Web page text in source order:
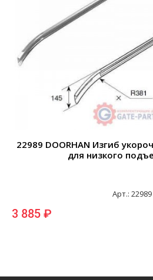
22989 DOORHAN Изгиб
для низкого
Арт.: 22989
3 885 ₽